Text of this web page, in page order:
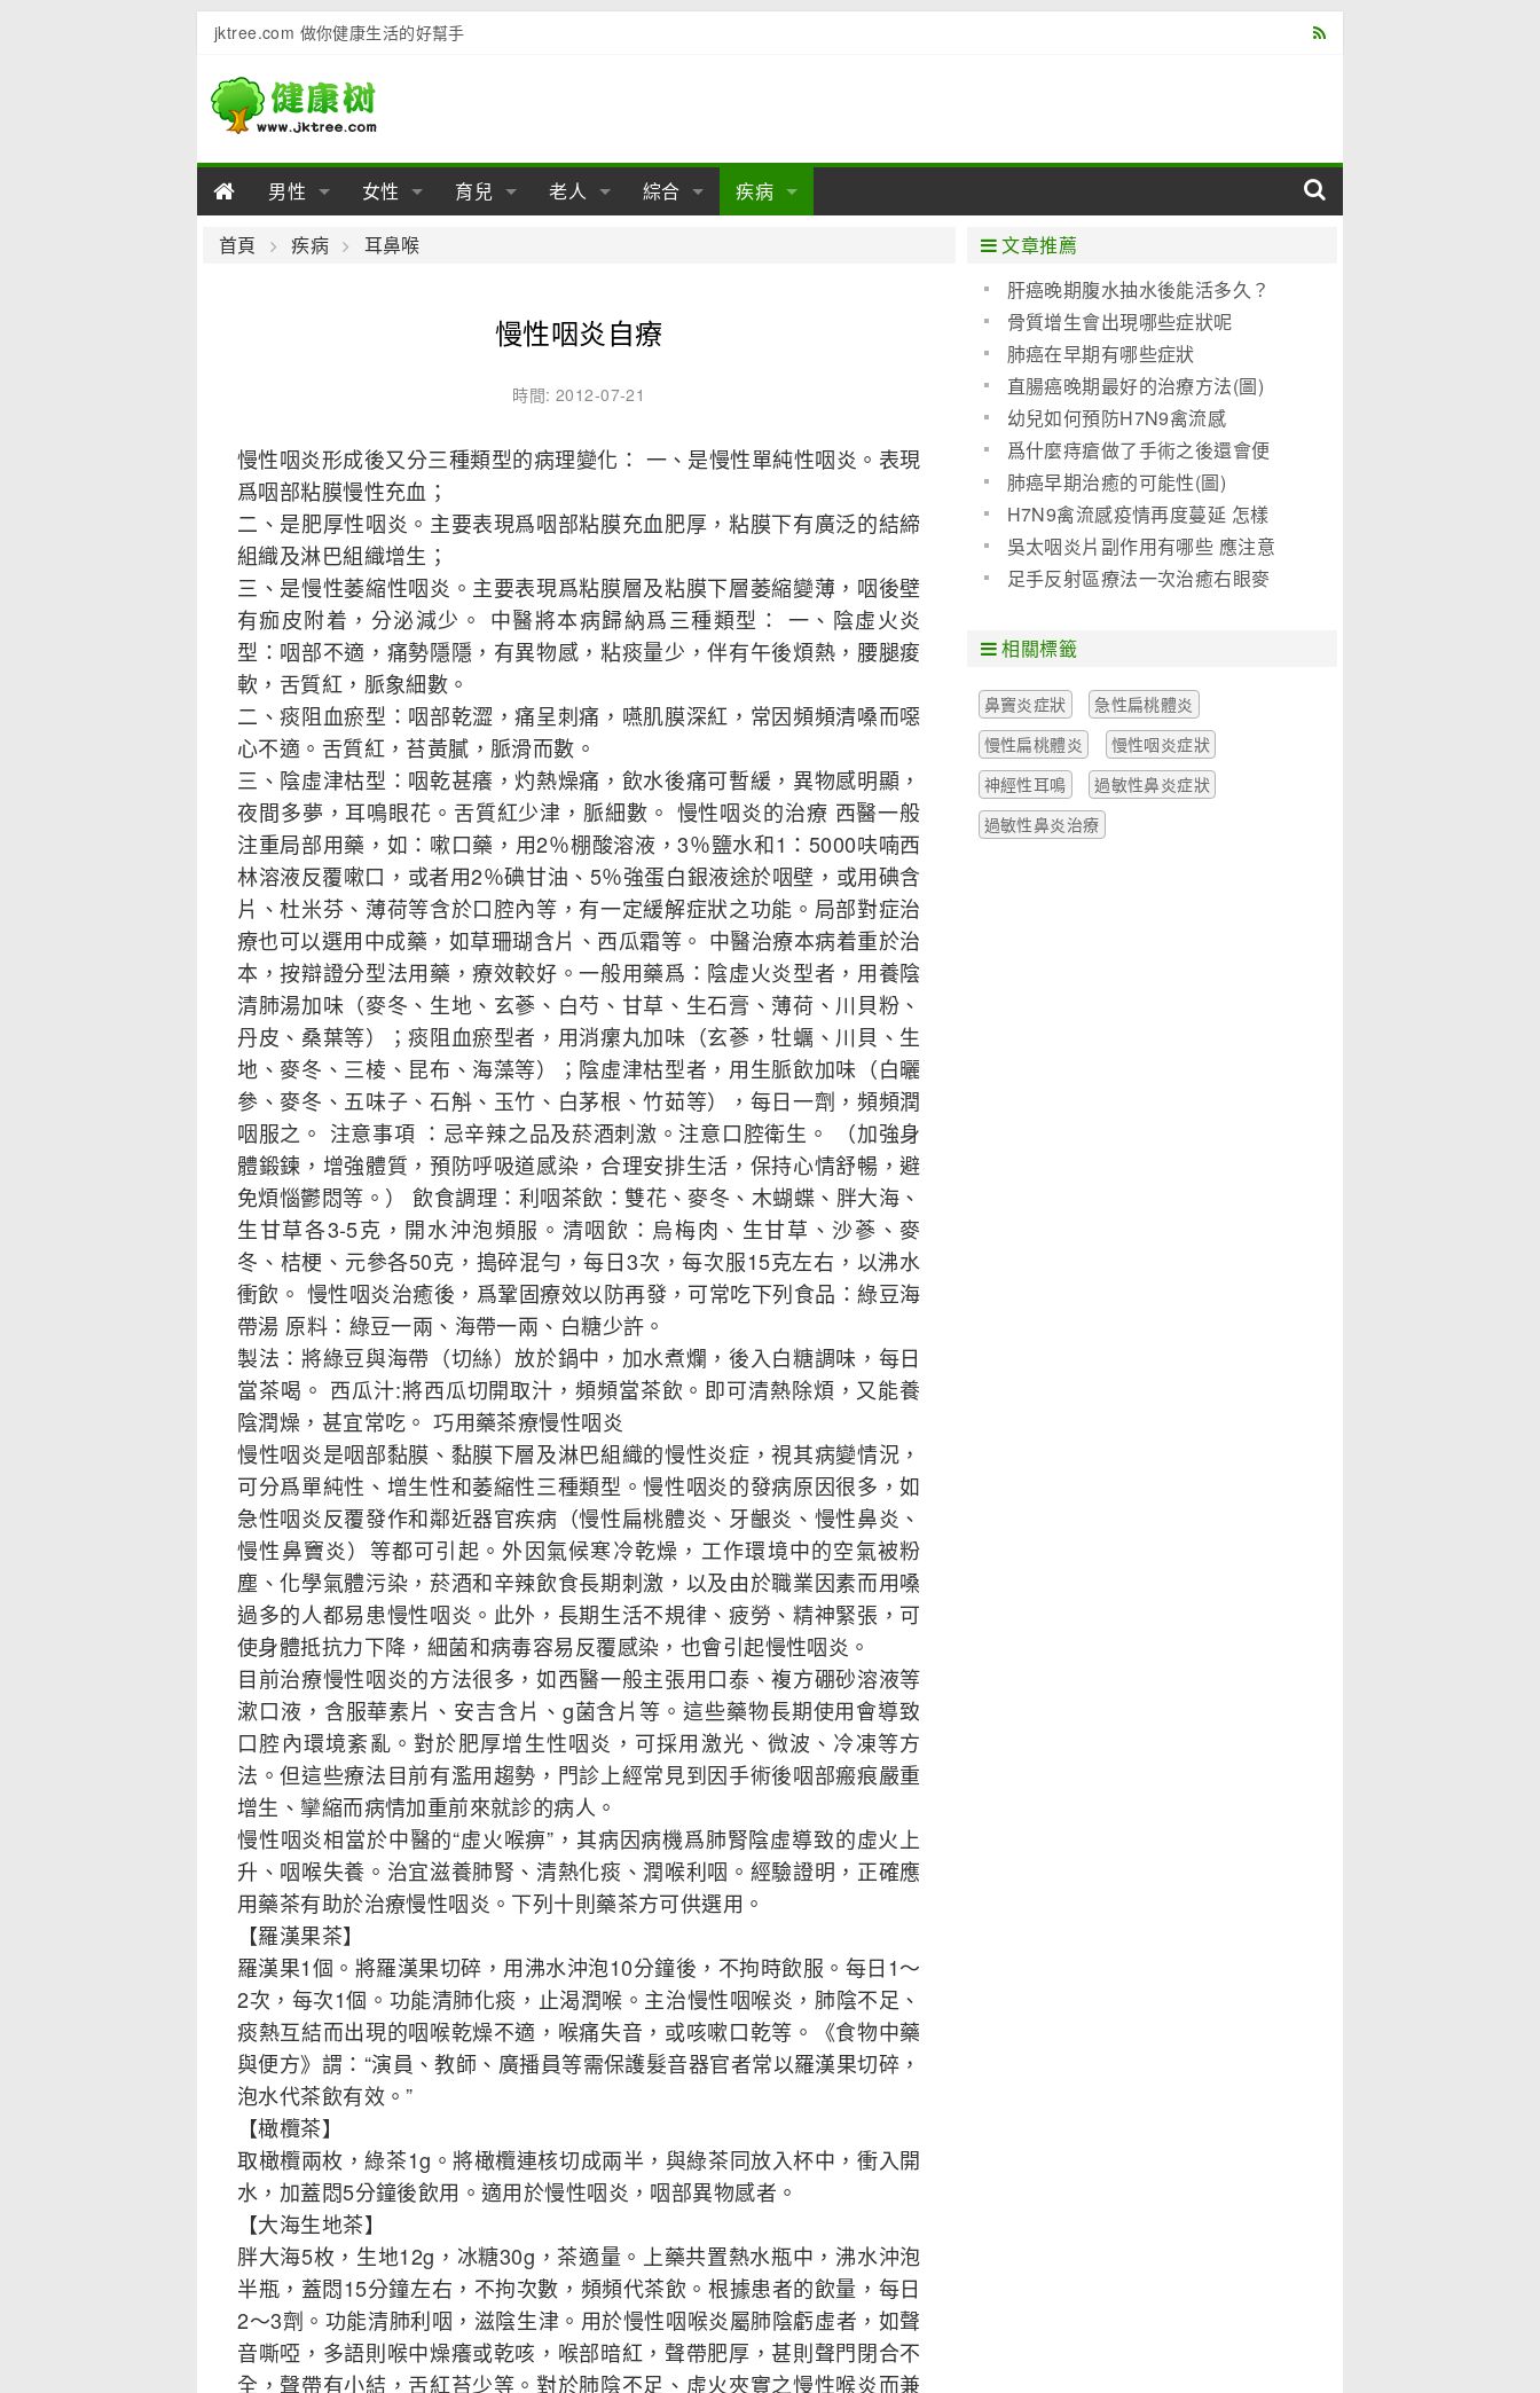
jktree.com 做你健康生活的好幫手
男性
男性陽痿
男性早泄
男性疾病
女性
女性乳房
女性生理 女性疾病
育兒
幼兒期
學前期
老人
老人用品
老人護理
綜合
亞健康
疾病
肝病
泌尿科
心血管
口腔科
首頁 疾病 耳鼻喉
慢性咽炎自療
時間: 2012-07-21
慢性咽炎形成後又分三種類型的病理變化： 一、是慢性單純性咽炎。表現
爲咽部粘膜慢性充血；
二、是肥厚性咽炎。主要表現爲咽部粘膜充血肥厚，粘膜下有廣泛的結締
組織及淋巴組織增生；
三、是慢性萎縮性咽炎。主要表現爲粘膜層及粘膜下層萎縮變薄，咽後壁
有痂皮附着，分泌減少。 中醫將本病歸納爲三種類型： 一、陰虛火炎
型：咽部不適，痛勢隱隱，有異物感，粘痰量少，伴有午後煩熱，腰腿痠
軟，舌質紅，脈象細數。
二、痰阻血瘀型：咽部乾澀，痛呈刺痛，嚥肌膜深紅，常因頻頻清嗓而噁
心不適。舌質紅，苔黃膩，脈滑而數。
三、陰虛津枯型：咽乾甚癢，灼熱燥痛，飲水後痛可暫緩，異物感明顯，
夜間多夢，耳鳴眼花。舌質紅少津，脈細數。 慢性咽炎的治療 西醫一般
注重局部用藥，如：嗽口藥，用2％棚酸溶液，3％鹽水和1：5000呋喃西
林溶液反覆嗽口，或者用2％碘甘油、5％強蛋白銀液途於咽壁，或用碘含
片、杜米芬、薄荷等含於口腔內等，有一定緩解症狀之功能。局部對症治
療也可以選用中成藥，如草珊瑚含片、西瓜霜等。 中醫治療本病着重於治
本，按辯證分型法用藥，療效較好。一般用藥爲：陰虛火炎型者，用養陰
清肺湯加味（麥冬、生地、玄蔘、白芍、甘草、生石膏、薄荷、川貝粉、
丹皮、桑葉等）；痰阻血瘀型者，用消瘰丸加味（玄蔘，牡蠣、川貝、生
地、麥冬、三棱、昆布、海藻等）；陰虛津枯型者，用生脈飲加味（白曬
參、麥冬、五味子、石斛、玉竹、白茅根、竹茹等），每日一劑，頻頻潤
咽服之。 注意事項 ：忌辛辣之品及菸酒刺激。注意口腔衛生。 （加強身
體鍛鍊，增強體質，預防呼吸道感染，合理安排生活，保持心情舒暢，避
免煩惱鬱悶等。） 飲食調理：利咽茶飲：雙花、麥冬、木蝴蝶、胖大海、
生甘草各3-5克，開水沖泡頻服。清咽飲：烏梅肉、生甘草、沙蔘、麥
冬、桔梗、元參各50克，搗碎混勻，每日3次，每次服15克左右，以沸水
衝飲。 慢性咽炎治癒後，爲鞏固療效以防再發，可常吃下列食品：綠豆海
帶湯 原料：綠豆一兩、海帶一兩、白糖少許。
製法：將綠豆與海帶（切絲）放於鍋中，加水煮爛，後入白糖調味，每日
當茶喝。 西瓜汁:將西瓜切開取汁，頻頻當茶飲。即可清熱除煩，又能養
陰潤燥，甚宜常吃。 巧用藥茶療慢性咽炎
慢性咽炎是咽部黏膜、黏膜下層及淋巴組織的慢性炎症，視其病變情況，
可分爲單純性、增生性和萎縮性三種類型。慢性咽炎的發病原因很多，如
急性咽炎反覆發作和鄰近器官疾病（慢性扁桃體炎、牙齦炎、慢性鼻炎、
慢性鼻竇炎）等都可引起。外因氣候寒冷乾燥，工作環境中的空氣被粉
塵、化學氣體污染，菸酒和辛辣飲食長期刺激，以及由於職業因素而用嗓
過多的人都易患慢性咽炎。此外，長期生活不規律、疲勞、精神緊張，可
使身體抵抗力下降，細菌和病毒容易反覆感染，也會引起慢性咽炎。
目前治療慢性咽炎的方法很多，如西醫一般主張用口泰、複方硼砂溶液等
漱口液，含服華素片、安吉含片、g菌含片等。這些藥物長期使用會導致
口腔內環境紊亂。對於肥厚增生性咽炎，可採用激光、微波、冷凍等方
法。但這些療法目前有濫用趨勢，門診上經常見到因手術後咽部瘢痕嚴重
增生、攣縮而病情加重前來就診的病人。
慢性咽炎相當於中醫的“虛火喉痹”，其病因病機爲肺腎陰虛導致的虛火上
升、咽喉失養。治宜滋養肺腎、清熱化痰、潤喉利咽。經驗證明，正確應
用藥茶有助於治療慢性咽炎。下列十則藥茶方可供選用。
【羅漢果茶】
羅漢果1個。將羅漢果切碎，用沸水沖泡10分鐘後，不拘時飲服。每日1～
2次，每次1個。功能清肺化痰，止渴潤喉。主治慢性咽喉炎，肺陰不足、
痰熱互結而出現的咽喉乾燥不適，喉痛失音，或咳嗽口乾等。《食物中藥
與便方》謂：“演員、教師、廣播員等需保護髮音器官者常以羅漢果切碎，
泡水代茶飲有效。”
【橄欖茶】
取橄欖兩枚，綠茶1g。將橄欖連核切成兩半，與綠茶同放入杯中，衝入開
水，加蓋悶5分鐘後飲用。適用於慢性咽炎，咽部異物感者。
【大海生地茶】
胖大海5枚，生地12g，冰糖30g，茶適量。上藥共置熱水瓶中，沸水沖泡
半瓶，蓋悶15分鐘左右，不拘次數，頻頻代茶飲。根據患者的飲量，每日
2～3劑。功能清肺利咽，滋陰生津。用於慢性咽喉炎屬肺陰虧虛者，如聲
音嘶啞，多語則喉中燥癢或乾咳，喉部暗紅，聲帶肥厚，甚則聲門閉合不
全，聲帶有小結，舌紅苔少等。對於肺陰不足、虛火夾實之慢性喉炎而兼
文章推薦
肝癌晚期腹水抽水後能活多久？
骨質增生會出現哪些症狀呢
肺癌在早期有哪些症狀
直腸癌晚期最好的治療方法(圖)
幼兒如何預防H7N9禽流感
爲什麼痔瘡做了手術之後還會便
血呢？
肺癌早期治癒的可能性(圖)
H7N9禽流感疫情再度蔓延 怎樣
預防是關鍵!(圖)
吳太咽炎片副作用有哪些 應注意
些什麼
足手反射區療法一次治癒右眼麥
相關標籤
鼻竇炎症狀
急性扁桃體炎
慢性扁桃體炎
慢性咽炎症狀
神經性耳鳴
過敏性鼻炎症狀
過敏性鼻炎治療